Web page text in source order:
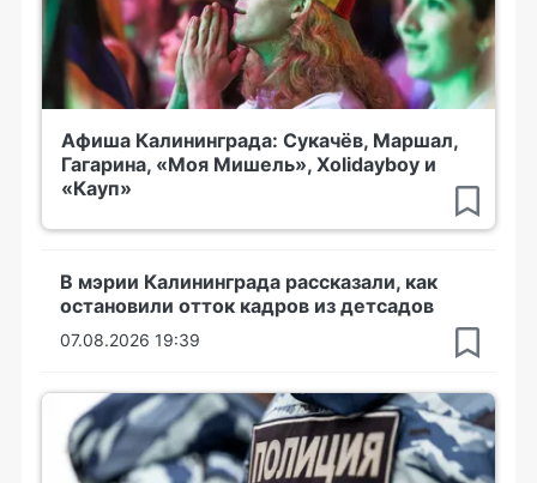
Афиша Калининграда: Сукачёв, Маршал,
Гагарина, «Моя Мишель», Xolidayboy и
«Кауп»
В мэрии Калининграда рассказали, как
остановили отток кадров из детсадов
07.08.2026 19:39